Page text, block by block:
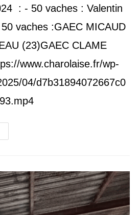
: - 50 vaches : Valentin
vaches :GAEC MICAUD
(23)GAEC CLAME
www.charolaise.fr/wp-
04/d7b31894072667c0